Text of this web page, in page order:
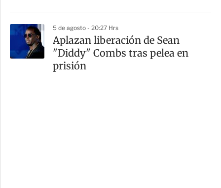
5 de agosto - 20:27 Hrs
Aplazan liberación de Sean
"Diddy" Combs tras pelea en
prisión